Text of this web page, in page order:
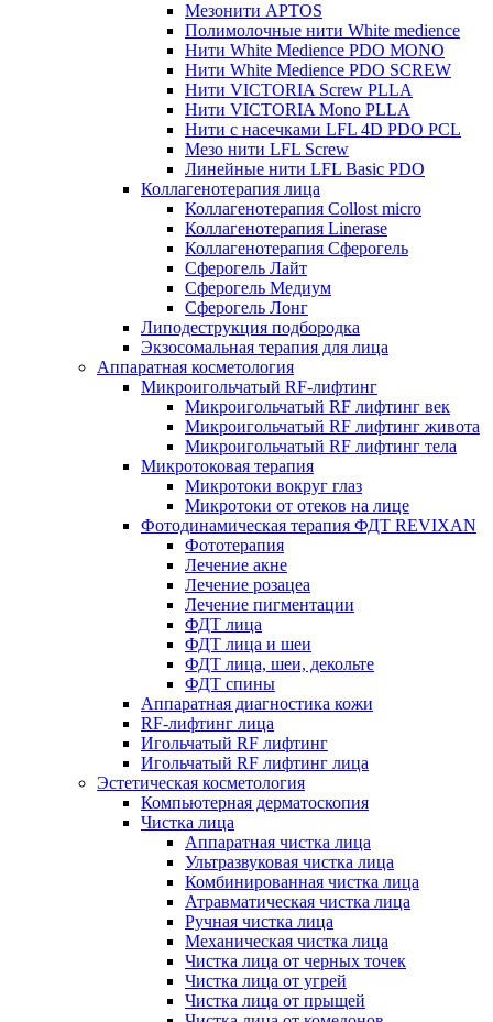
Мезонити APTOS
Полимолочные нити White medience
Нити White Medience PDO MONO
Нити White Medience PDO SCREW
Нити VICTORIA Screw PLLA
Нити VICTORIA Mono PLLA
Нити с насечками LFL 4D PDO PCL
Мезо нити LFL Screw
Линейные нити LFL Basic PDO
Коллагенотерапия лица
Коллагенотерапия Collost micro
Коллагенотерапия Linerase
Коллагенотерапия Сферогель
Сферогель Лайт
Сферогель Медиум
Сферогель Лонг
Липодеструкция подбородка
Экзосомальная терапия для лица
Аппаратная косметология
Микроигольчатый RF-лифтинг
Микроигольчатый RF лифтинг век
Микроигольчатый RF лифтинг живота
Микроигольчатый RF лифтинг тела
Микротоковая терапия
Микротоки вокруг глаз
Микротоки от отеков на лице
Фотодинамическая терапия ФДТ REVIXAN
Фототерапия
Лечение акне
Лечение розацеа
Лечение пигментации
ФДТ лица
ФДТ лица и шеи
ФДТ лица, шеи, декольте
ФДТ спины
Аппаратная диагностика кожи
RF-лифтинг лица
Игольчатый RF лифтинг
Игольчатый RF лифтинг лица
Эстетическая косметология
Компьютерная дерматоскопия
Чистка лица
Аппаратная чистка лица
Ультразвуковая чистка лица
Комбинированная чистка лица
Атравматическая чистка лица
Ручная чистка лица
Механическая чистка лица
Чистка лица от черных точек
Чистка лица от угрей
Чистка лица от прыщей